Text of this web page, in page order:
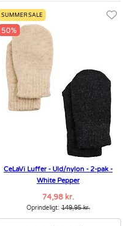
SUMMER SALE
50%
CeLaVi Luffer - Uld/nylon - 2-pak -
White Pepper
74,98 kr.
Oprindeligt:149,95 kr.